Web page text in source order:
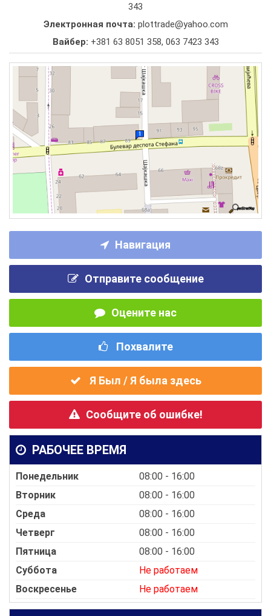
343
Электронная почта: plottrade@yahoo.com
Вайбер: +381 63 8051 358, 063 7423 343
Навигация
Отправите сообщение
Оцените нас
Похвалите
Я Был / Я была здесь
Сообщите об ошибке!
РАБОЧЕЕ ВРЕМЯ
Понедельник
08:00 - 16:00
Вторник
08:00 - 16:00
Среда
08:00 - 16:00
Четверг
08:00 - 16:00
Пятница
08:00 - 16:00
Суббота
Не работаем
Воскресенье
Не работаем